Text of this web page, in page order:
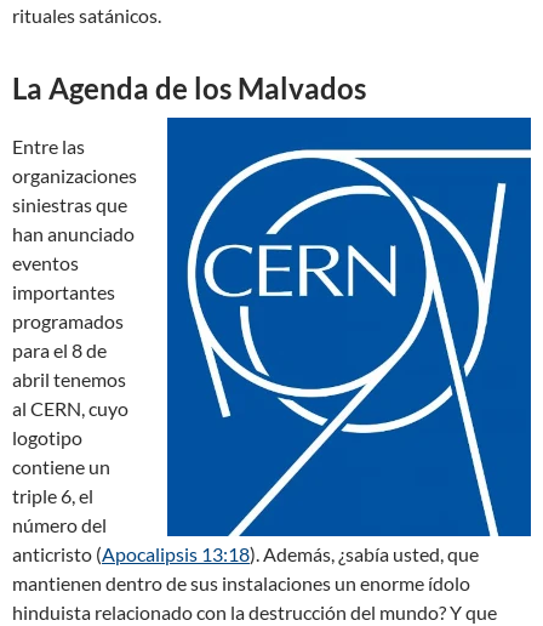
rituales satánicos.
La Agenda de los Malvados
Entre las
organizaciones
siniestras que
han anunciado
eventos
importantes
programados
para el 8 de
abril tenemos
al CERN, cuyo
logotipo
contiene un
triple 6, el
número del
anticristo (Apocalipsis 13:18). Además, ¿sabía usted, que
mantienen dentro de sus instalaciones un enorme ídolo
hinduista relacionado con la destrucción del mundo? Y que